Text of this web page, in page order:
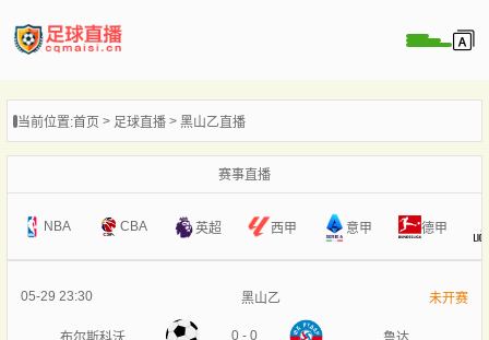
播
像
闻
当前位置:首页 足球直播 黑山乙直播
赛事直播
NBA CBA 英超 西甲 意甲 德甲
05-29 23:30 黑山乙 未开赛
0 - 0